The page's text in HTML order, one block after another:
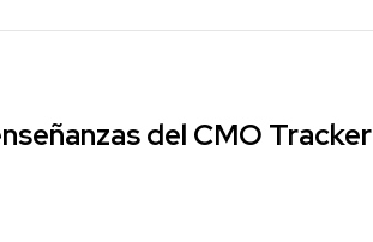
del CMO Tracker